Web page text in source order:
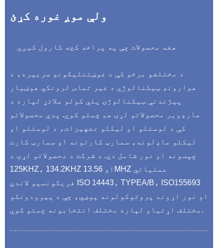
ولې موږ غوره کړئ
هغه محصولات چې په پراخه کچه کارول کیږي
د مختلفو برخو کې د غوښتنلیکونو سربیره، د
هوارونډ ټیکنالوژي د غیر تماس لرونکي هوښیار
پیژندنې ټیکنالوژۍ پلي کولو ملاتړ لپاره د
هارډویر محصولاتو لړۍ هم چمتو کوي. پدې محصولاتو
کې د لوستلو او لیکلو تجهیزات، د لوستلو او
لیکلو ماډلونه، سمارټ کارتونه او سمارټ کارت
چپسونه او نور شامل دي. د شرکت د محصولاتو لړۍ د
125KHZ، 134.2KHZ او 13.56MHZ عملیاتي
فریکونسیو لاندې ISO 14443، TYPEA/B، ISO155693
او نور اړوند پروتوکولونه پوښي، چې د پیرودونکو
مختلف اړتیاو لپاره مختلف انتخابونه چمتو کوي.